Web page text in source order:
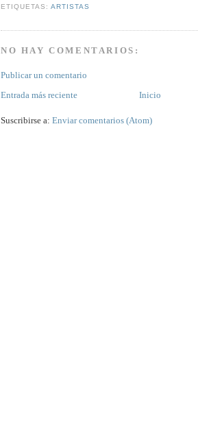
ETIQUETAS:ARTISTAS
NO HAY COMENTARIOS:
Publicar un comentario
Entrada más reciente
Inicio
Suscribirse a: Enviar comentarios (Atom)